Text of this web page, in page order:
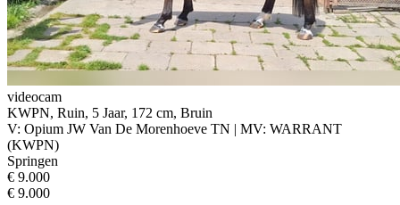
videocam
KWPN, Ruin, 5 Jaar, 172 cm, Bruin
V: Opium JW Van De Morenhoeve TN | MV: WARRANT
(KWPN)
Springen
€ 9.000
€ 9.000